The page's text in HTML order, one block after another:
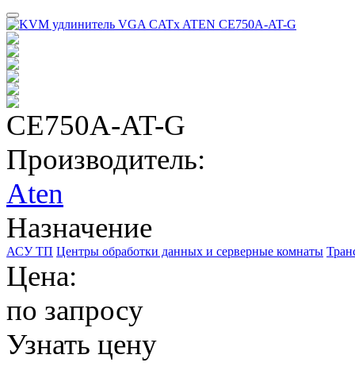
CE750A-AT-G
Производитель:
Aten
Назначение
АСУ ТП Центры обработки данных и серверные комнаты
Цена:
по запросу
Узнать цену